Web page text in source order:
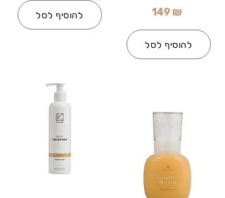
להוסיף לסל 149 ₪
להוסיף לסל